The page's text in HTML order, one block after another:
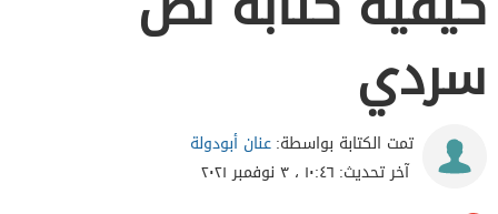
سردي
تمت الكتابة بواسطة:عنان أبودولة
آخر تحديث: ١٠:٤٦ ، ٣ نوفمبر ٢٠٢١